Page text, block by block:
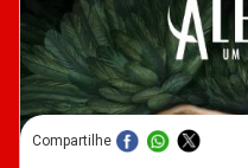
Compartilhe